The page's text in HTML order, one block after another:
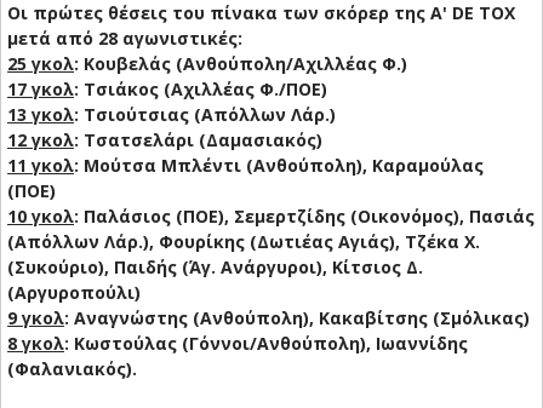
Oι πρώτες θέσεις του πίνακα των σκόρερ της A' DE TOX
μετά από 28 αγωνιστικές:
25 γκολ: Κουβελάς (Ανθούπολη/Αχιλλέας Φ.)
17 γκολ: Τσιάκος (Αχιλλέας Φ./ΠΟΕ)
13 γκολ: Τσιούτσιας (Απόλλων Λάρ.)
12 γκολ: Τσατσελάρι (Δαμασιακός)
11 γκολ: Μούτσα Μπλέντι (Ανθούπολη), Καραμούλας
(ΠΟΕ)
10 γκολ: Παλάσιος (ΠΟΕ), Σεμερτζίδης (Οικονόμος), Πασιάς
(Απόλλων Λάρ.), Φουρίκης (Δωτιέας Αγιάς), Τζέκα Χ.
(Συκούριο), Παιδής (Άγ. Ανάργυροι), Κίτσιος Δ.
(Αργυροπούλι)
9 γκολ: Αναγνώστης (Ανθούπολη), Κακαβίτσης (Σμόλικας)
8 γκολ: Κωστούλας (Γόννοι/Ανθούπολη), Ιωαννίδης
(Φαλανιακός).